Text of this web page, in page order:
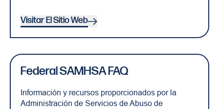
Visitar El Sitio Web
Federal SAMHSA FAQ
Información y recursos proporcionados por la
Administración de Servicios de Abuso de